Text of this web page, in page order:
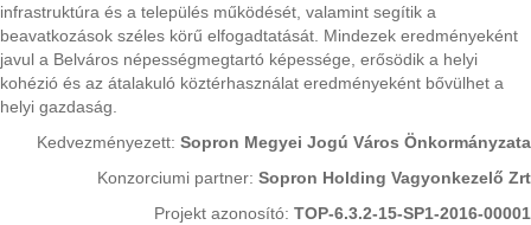
infrastruktúra és a település működését, valamint segítik a
beavatkozások széles körű elfogadtatását. Mindezek eredményeként
javul a Belváros népességmegtartó képessége, erősödik a helyi
kohézió és az átalakuló köztérhasználat eredményeként bővülhet a
helyi gazdaság.
Kedvezményezett: Sopron Megyei Jogú Város Önkormányzata
Konzorciumi partner: Sopron Holding Vagyonkezelő Zrt
Projekt azonosító: TOP-6.3.2-15-SP1-2016-00001